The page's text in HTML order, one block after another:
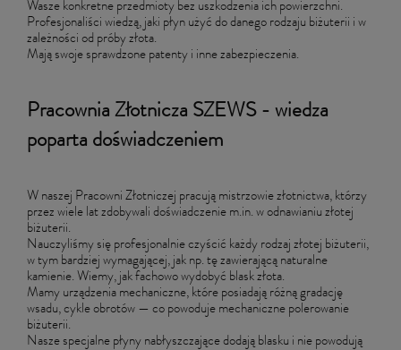
Wasze konkretne przedmioty bez uszkodzenia ich powierzchni.
Profesjonaliści wiedzą, jaki płyn użyć do danego rodzaju biżuterii i w
zależności od próby złota.
Mają swoje sprawdzone patenty i inne zabezpieczenia.
Pracownia Złotnicza SZEWS - wiedza
poparta doświadczeniem
W naszej Pracowni Złotniczej pracują mistrzowie złotnictwa, którzy
przez wiele lat zdobywali doświadczenie m.in. w odnawianiu złotej
biżuterii.
Nauczyliśmy się profesjonalnie czyścić każdy rodzaj złotej biżuterii,
w tym bardziej wymagającej, jak np. tę zawierającą naturalne
kamienie. Wiemy, jak fachowo wydobyć blask złota.
Mamy urządzenia mechaniczne, które posiadają różną gradację
wsadu, cykle obrotów — co powoduje mechaniczne polerowanie
biżuterii.
Nasze specjalne płyny nabłyszczające dodają blasku i nie powodują